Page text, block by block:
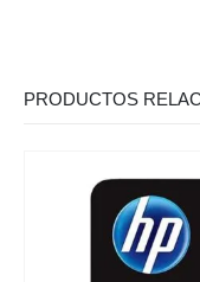
PRODUCTOS